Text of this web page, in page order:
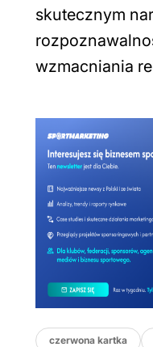
skutecznym
wzmacniania
czerwona kartka